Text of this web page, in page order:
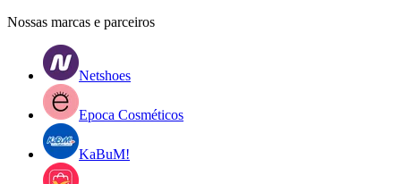
Nossas marcas e parceiros
Netshoes
Epoca Cosméticos
KaBuM!